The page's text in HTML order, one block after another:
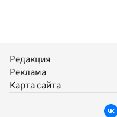
Редакция
Реклама
Карта сайта